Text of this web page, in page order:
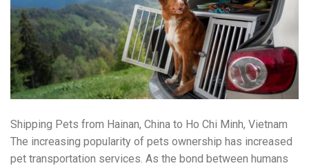
Shipping Pets from Hainan, China to Ho Chi Minh, Vietnam
The increasing popularity of pets ownership has increased
pet transportation services. As the bond between humans